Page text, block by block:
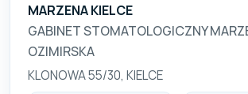
MARZENA KIELCE
GABINET STOMATOLOGICZNY
OZIMIRSKA
KLONOWA 55/30, KIELCE